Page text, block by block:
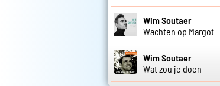
Wim Soutaer
Wachten op Margot
Wim Soutaer
Wat zou je doen